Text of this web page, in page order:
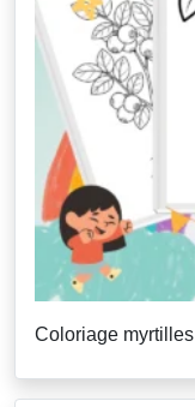
Coloriage myrtilles